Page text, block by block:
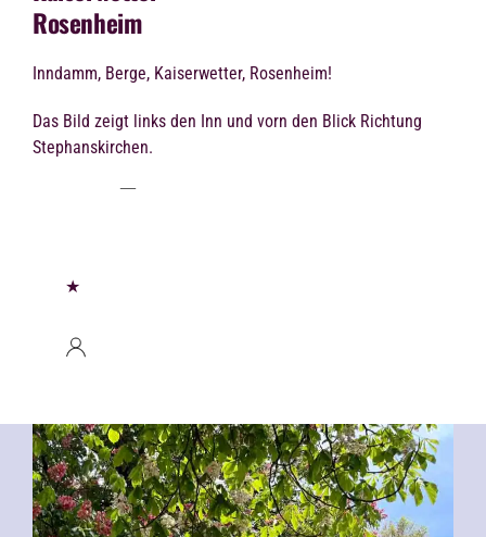
Rosenheim
Inndamm, Berge, Kaiserwetter, Rosenheim!
Das Bild zeigt links den Inn und vorn den Blick Richtung
Stephanskirchen.
★